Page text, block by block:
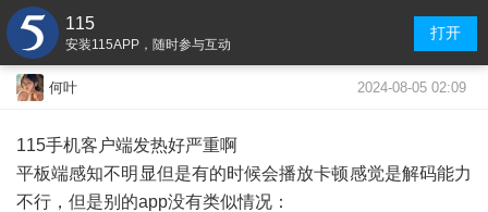
115
安装115APP，随时参与互动
打开
何叶 2024-08-05 02:09
115手机客户端发热好严重啊
平板端感知不明显但是有的时候会播放卡顿感觉是解码能力
不行，但是别的app没有类似情况：